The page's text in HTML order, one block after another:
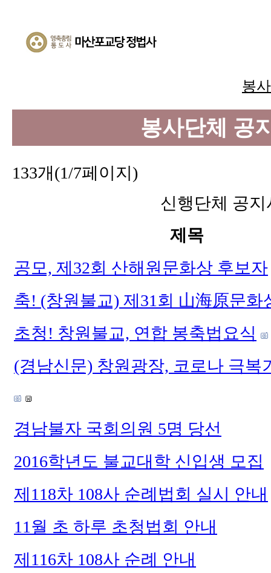
봉
봉사단체 공
133개(1/7페이지)
신행단체 공지
제목
공모, 제32회 산해원문화상 후보자
축! (창원불교) 제31회 山海原문화
초청! 창원불교, 연합 봉축법요식
(경남신문) 창원광장, 코로나 극복
경남불자 국회의원 5명 당선
2016학년도 불교대학 신입생 모집
제118차 108사 순례법회 실시 안내
11월 초 하루 초청법회 안내
제116차 108사 순례 안내